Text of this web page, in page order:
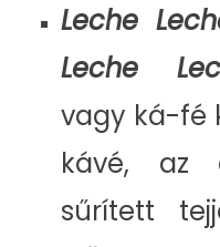
Leche
Leche
vagy ká-fé
kávé, az
sűrített